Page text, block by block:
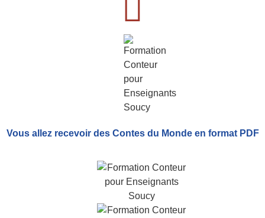
Vous allez recevoir des Contes du Monde en format PDF